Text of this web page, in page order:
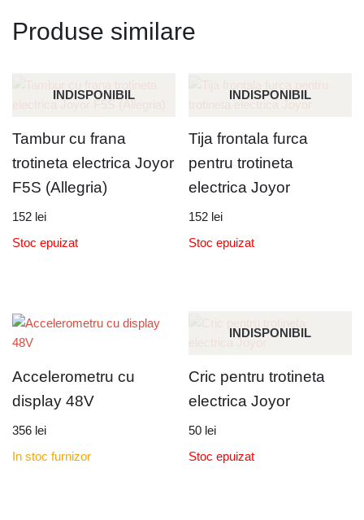
Produse similare
INDISPONIBIL
Tambur cu frana
trotineta electrica Joyor
F5S (Allegria)
152 lei
Stoc epuizat
INDISPONIBIL
Tija frontala furca
pentru trotineta
electrica Joyor
152 lei
Stoc epuizat
Accelerometru cu
display 48V
356 lei
In stoc furnizor
INDISPONIBIL
Cric pentru trotineta
electrica Joyor
50 lei
Stoc epuizat